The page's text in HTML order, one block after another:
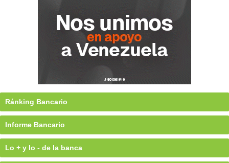
Ránking Bancario
Informe Bancario
Lo + y lo - de la banca